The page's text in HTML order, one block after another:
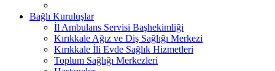
Bağlı Kuruluşlar
İl Ambulans Servisi Başhekimliği
Kırıkkale Ağız ve Diş Sağlığı Merkezi
Kırıkkale İli Evde Sağlık Hizmetleri
Toplum Sağlığı Merkezleri